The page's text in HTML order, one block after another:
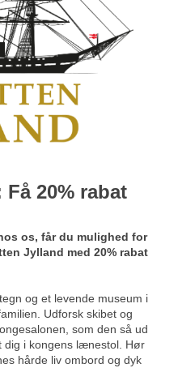
20% rabat
os, får du mulighed for
Jylland med 20% rabat
og et levende museum i
Udforsk skibet og
som den så ud
dig i kongens lænestol. Hør
hårde liv ombord og dyk